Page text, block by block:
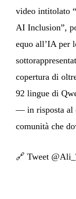
video intitolato
AI Inclusion”,
equo all’IA per
copertura di
92 lingue di
— in risposta al
comunità che
🔗 Tweet